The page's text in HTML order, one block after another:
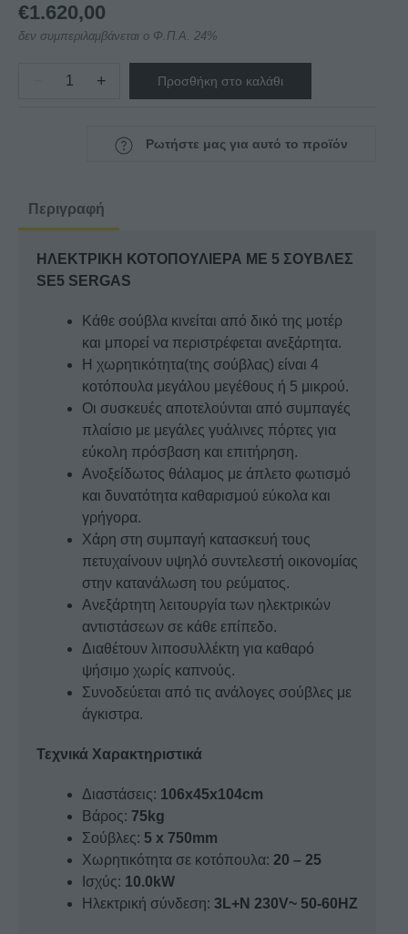
€1.620,00
δεν συμπεριλαμβάνεται ο Φ.Π.Α. 24%
ΗΛΕΚΤΡΙΚΗ
SE5
SERGAS
+ Προσθήκη στο καλάθι
Ρωτήστε μας για αυτό το προϊόν
Περιγραφή
ΗΛΕΚΤΡΙΚΗ ΚΟΤΟΠΟΥΛΙΕΡΑ ΜΕ 5 ΣΟΥΒΛΕΣ
SE5 SERGAS
Κάθε σούβλα κινείται από δικό της μοτέρ
και μπορεί να περιστρέφεται ανεξάρτητα.
Η χωρητικότητα(της σούβλας) είναι 4
κοτόπουλα μεγάλου μεγέθους ή 5 μικρού.
Οι συσκευές αποτελούνται από συμπαγές
πλαίσιο με μεγάλες γυάλινες πόρτες για
εύκολη πρόσβαση και επιτήρηση.
Ανοξείδωτος θάλαμος με άπλετο φωτισμό
και δυνατότητα καθαρισμού εύκολα και
γρήγορα.
Χάρη στη συμπαγή κατασκευή τους
πετυχαίνουν υψηλό συντελεστή οικονομίας
στην κατανάλωση του ρεύματος.
Ανεξάρτητη λειτουργία των ηλεκτρικών
αντιστάσεων σε κάθε επίπεδο.
Διαθέτουν λιποσυλλέκτη για καθαρό
ψήσιμο χωρίς καπνούς.
Συνοδεύεται από τις ανάλογες σούβλες με
άγκιστρα.
Τεχνικά Χαρακτηριστικά
Διαστάσεις: 106x45x104cm
Βάρος: 75kg
Σούβλες: 5 x 750mm
Χωρητικότητα σε κοτόπουλα: 20 – 25
Ισχύς: 10.0kW
Ηλεκτρική σύνδεση: 3L+N 230V~ 50-60HZ